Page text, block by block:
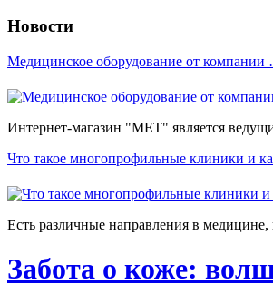
Новости
Медицинское оборудование от
Интернет-магазин "МЕТ" является
Что такое многопрофильные клиники и
Есть различные направления в
Забота о коже: